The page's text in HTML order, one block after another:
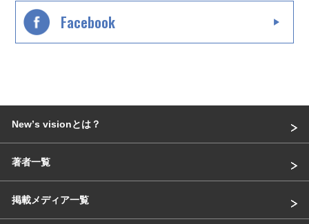
Facebook
Newʼs visionとは？
著者一覧
掲載メディア一覧